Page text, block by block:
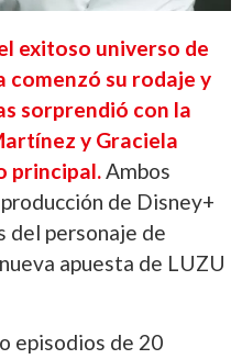
exitoso universo de
comenzó su rodaje y
sorprendió con la
y Graciela
principal.Ambos
de Disney+
del personaje de
apuesta de LUZU
episodios de 20